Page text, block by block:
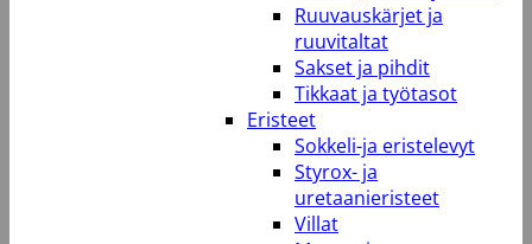
Ruuvauskärjet ja
ruuvitaltat
Sakset ja pihdit
Tikkaat ja työtasot
Eristeet
Sokkeli-ja eristelevyt
Styrox- ja
uretaanieristeet
Villat